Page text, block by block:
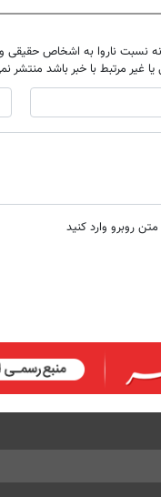
نسبت ناروا به اشخاص
یا غیر مرتبط با خبر باشد منتشر
روبرو وارد کنید